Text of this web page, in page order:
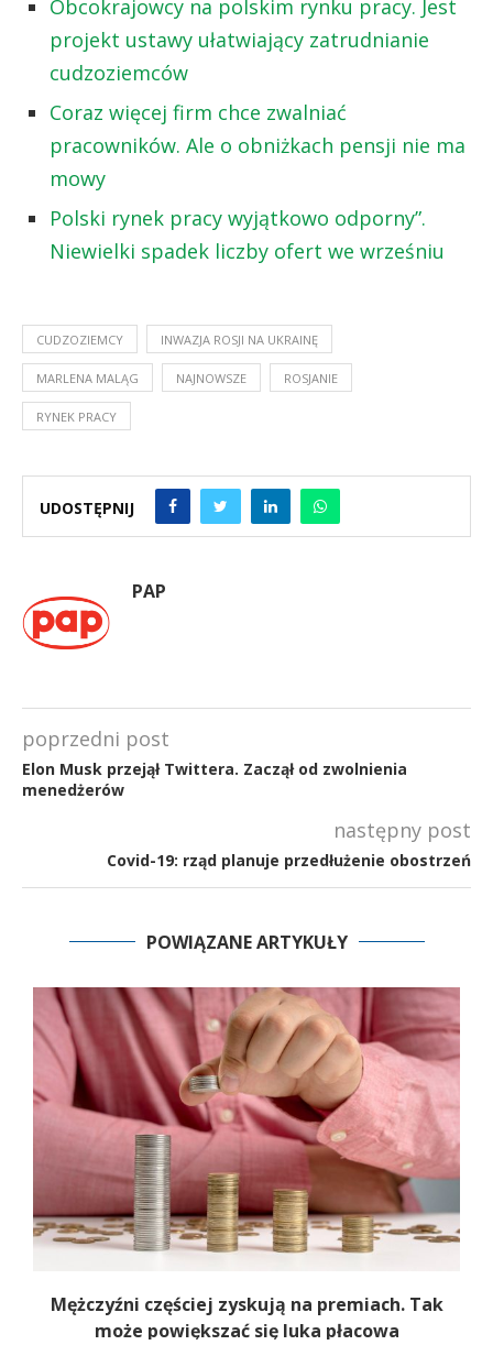
Obcokrajowcy na polskim rynku pracy. Jest
projekt ustawy ułatwiający zatrudnianie
cudzoziemców
Coraz więcej firm chce zwalniać
pracowników. Ale o obniżkach pensji nie ma
mowy
Polski rynek pracy wyjątkowo odporny”.
Niewielki spadek liczby ofert we wrześniu
CUDZOZIEMCY INWAZJA ROSJI NA UKRAINĘ
MARLENA MALĄG NAJNOWSZE ROSJANIE
RYNEK PRACY
UDOSTĘPNIJ
PAP
poprzedni post
Elon Musk przejął Twittera. Zaczął od zwolnienia
menedżerów
następny post
Covid-19: rząd planuje przedłużenie obostrzeń
POWIĄZANE ARTYKUŁY
Mężczyźni częściej zyskują na premiach. Tak
może powiększać się luka płacowa